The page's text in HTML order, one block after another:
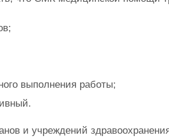
выполнения работы;
и учреждений